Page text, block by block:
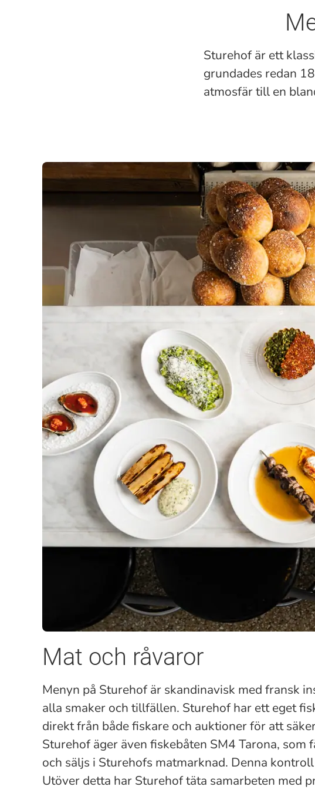
Sturehof är ett
grundades redan
atmosfär till en
Mat och råvaror
Menyn på Sturehof är skandinavisk med fransk
alla smaker och tillfällen. Sturehof har ett eget
direkt från både fiskare och auktioner för att
Sturehof äger även fiskebåten SM4 Tarona,
och säljs i Sturehofs matmarknad. Denna
Utöver detta har Sturehof täta samarbeten med